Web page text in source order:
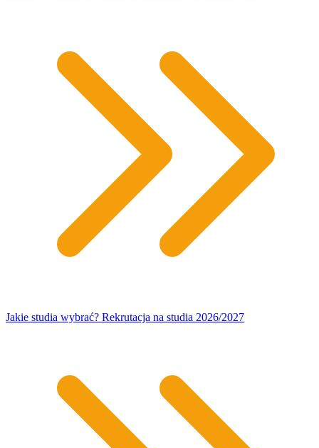
Jakie studia wybrać? Rekrutacja na studia 2026/2027